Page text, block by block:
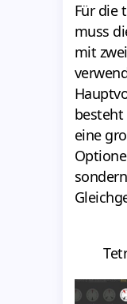
Für die
muss
mit
besteht
eine